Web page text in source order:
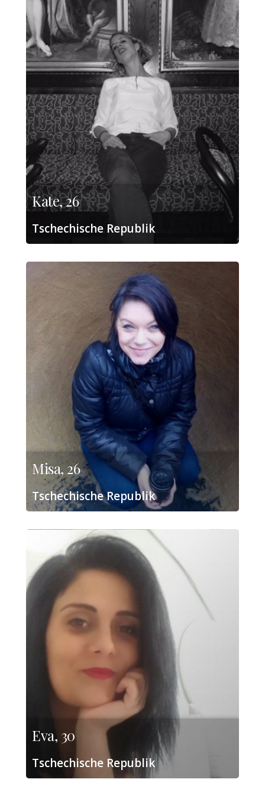
Kate, 26
Tschechische Republik
Misa, 26
Tschechische Republik
Eva, 30
Tschechische Republik